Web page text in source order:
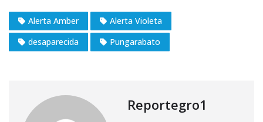
Alerta Amber
Alerta Violeta
desaparecida
Pungarabato
Reportegro1